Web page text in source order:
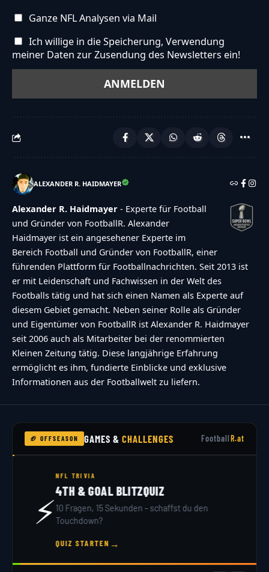
Ganze NFL Analysen via Mail
Ich willige in die Speicherung, Verwendung
meiner Daten zur Zusendung des Newsletters ein!
ALEXANDER R. HAIDMAYER
Alexander R. Haidmayer - Experte für Football
und Gründer von FootballR. Alexander
Haidmayer ist ein angesehener Experte im
Bereich Football und Gründer von FootballR, einer
führenden Plattform für Footballnachrichten. Seit 2013 ist
er mit Leidenschaft und Fachwissen in der Welt des
Footballs tätig und hat sich einen Namen als Experte auf
diesem Gebiet gemacht. Neben seiner Rolle als Gründer
und Eigentümer von FootballR ist Alexander R. Haidmayer
seit 2006 auch als Mitarbeiter bei der renommierten
Kleinen Zeitung tätig. Diese langjährige Erfahrung
ermöglicht es ihm, fundierte Einblicke und exklusive
Informationen aus der Footballwelt zu liefern.
🏈 OFFSEASON GAMES &CHALLENGES FootballR.at
🏟️
NFL DRAFT 2026
DRAFT SIMULATOR
32 Teams, 7 Runden – du bist GM. Hol dir dein
Scout-Rating!
JETZT DRAFTEN